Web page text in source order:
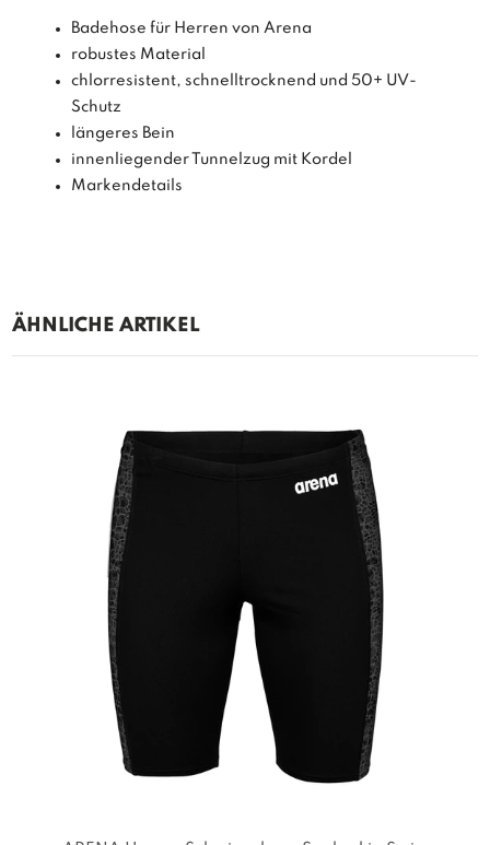
Badehose für Herren von Arena
robustes Material
chlorresistent, schnelltrocknend und 50+ UV-
Schutz
längeres Bein
innenliegender Tunnelzug mit Kordel
Markendetails
ÄHNLICHE ARTIKEL